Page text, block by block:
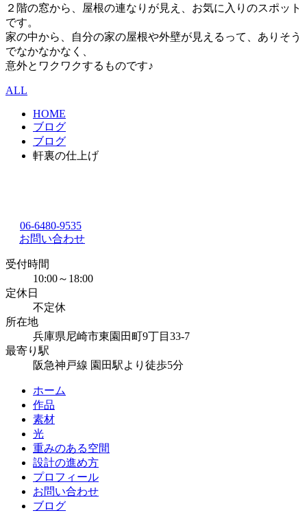
２階の窓から、屋根の連なりが見え、お気に入りのスポット
です。
家の中から、自分の家の屋根や外壁が見えるって、ありそう
でなかなかなく、
意外とワクワクするものです♪
ALL
HOME
ブログ
ブログ
軒裏の仕上げ
06-6480-9535
お問い合わせ
受付時間
10:00～18:00
定休日
不定休
所在地
兵庫県尼崎市東園田町9丁目33-7
最寄り駅
阪急神戸線 園田駅より徒歩5分
ホーム
作品
素材
光
重みのある空間
設計の進め方
プロフィール
お問い合わせ
ブログ